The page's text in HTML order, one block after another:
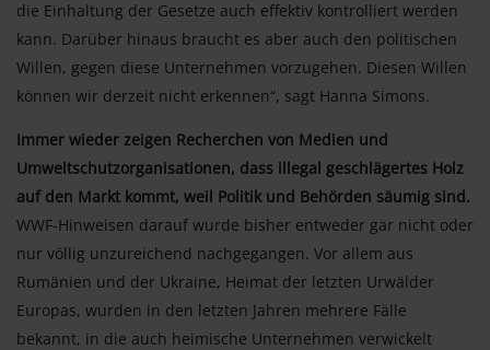
die Einhaltung der Gesetze auch effektiv kontrolliert werden
kann. Darüber hinaus braucht es aber auch den politischen
Willen, gegen diese Unternehmen vorzugehen. Diesen Willen
können wir derzeit nicht erkennen“, sagt Hanna Simons.
Immer wieder zeigen Recherchen von Medien und
Umweltschutzorganisationen, dass illegal geschlägertes Holz
auf den Markt kommt, weil Politik und Behörden säumig sind.
WWF-Hinweisen darauf wurde bisher entweder gar nicht oder
nur völlig unzureichend nachgegangen. Vor allem aus
Rumänien und der Ukraine, Heimat der letzten Urwälder
Europas, wurden in den letzten Jahren mehrere Fälle
bekannt, in die auch heimische Unternehmen verwickelt